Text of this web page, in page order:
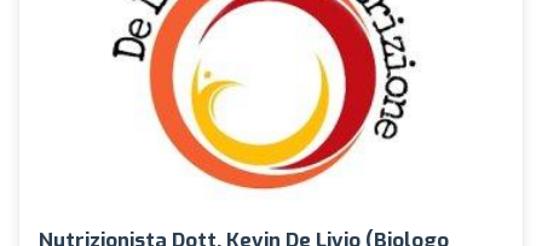
Nutrizionista Dott. Kevin De Livio (Biologo